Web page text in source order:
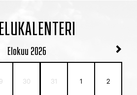
Elokuu 2026
30 31 1 2